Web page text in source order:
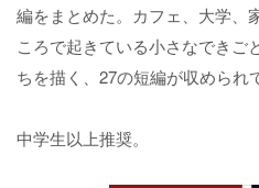
編をまとめた。カフェ、大学、
ころで起きている小さなできご
ちを描く、27の短編が収められ
中学生以上推奨。